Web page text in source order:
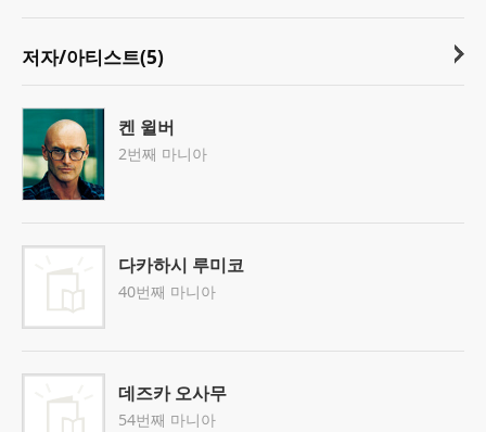
저자/아티스트(5)
켄 윌버
2번째 마니아
다카하시 루미코
40번째 마니아
데즈카 오사무
54번째 마니아